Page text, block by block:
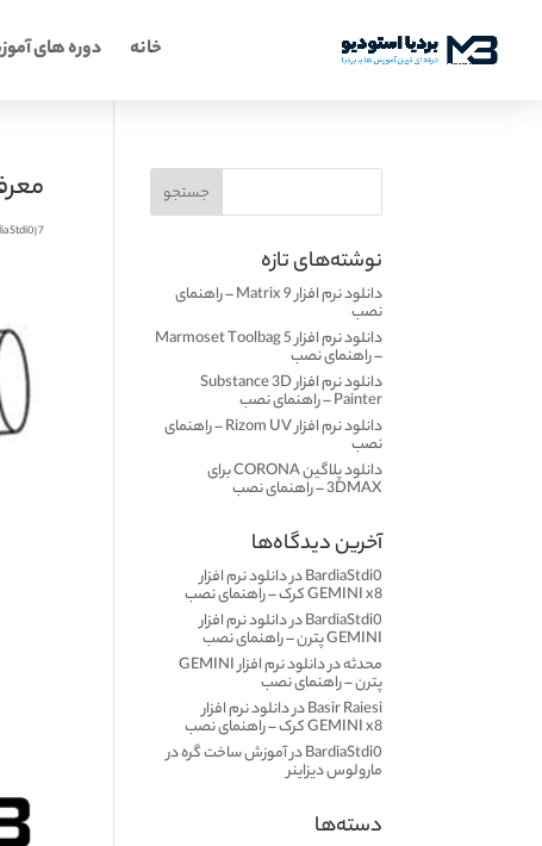
خانه دوره های
|7 اسفند 1399
نوشته‌های تازه
دانلود نرم افزار Matrix 9 – راهنمای
نصب
دانلود نرم افزار Marmoset Toolbag 5
– راهنمای نصب
دانلود نرم افزار Substance 3D
Painter – راهنمای نصب
دانلود نرم افزار Rizom UV – راهنمای
نصب
دانلود پلاگین CORONA برای
3DMAX – راهنمای نصب
آخرین دیدگاه‌ها
BardiaStdi0دردانلود نرم افزار
GEMINI x8 کرک – راهنمای نصب
BardiaStdi0دردانلود نرم افزار
GEMINI پترن – راهنمای نصب
محدثهدر دانلود نرم افزار GEMINI
پترن – راهنمای نصب
Basir Raiesiدردانلود نرم افزار
GEMINI x8 کرک – راهنمای نصب
BardiaStdi0درآموزش ساخت گره در
مارولوس دیزاینر
دسته‌ها